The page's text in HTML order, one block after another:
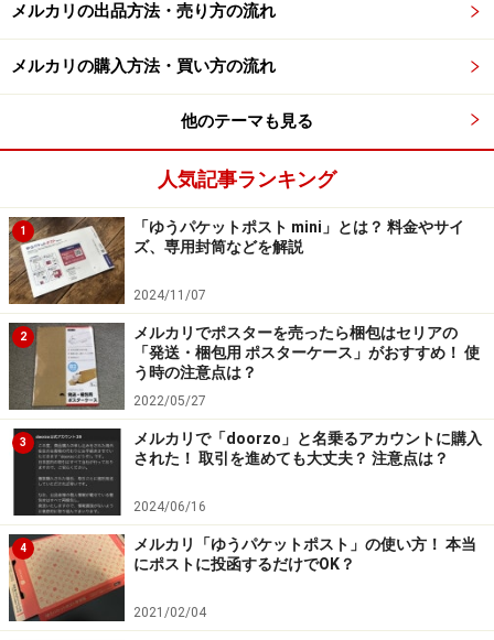
コツ4. 人気ブランドの靴を買う
サイズアウトした子どもの靴にも、親が子どもに履かせ
たい人気のブランドがあります。園児とママの情報誌
「あんふぁん」「ぎゅって」を発行するこどもりびんぐ
よると、子どもに履かせたいブランドの上位は、以下の
ようになっています。
■15.5cm以下の靴の総合満足度
1位：ムーンスター
2位：ニューバランス
3位：アシックス
ムーンスターは「それいけ！アンパンマンシリーズ」を
展開していることもあり、支持率が高くなっています。
■16cm以上の靴の総合満足度
1位：アキレス
2位：ムーンスター
3位：西松屋
メルカリの出品方法・売り方の流れ
メルカリの購入方法・買い方の流れ
他のテーマも見る
人気記事ランキング
1
「ゆうパケットポスト mini」とは？ 料金やサイ
ズ、専用封筒などを解説
2024/11/07
2
メルカリでポスターを売ったら梱包はセリアの
「発送・梱包用 ポスターケース」がおすすめ！ 使
う時の注意点は？
2022/05/27
3
メルカリで「doorzo」と名乗るアカウントに購入
された！ 取引を進めても大丈夫？ 注意点は？
2024/06/16
4
メルカリ「ゆうパケットポスト」の使い方！ 本当
にポストに投函するだけでOK？
2021/02/04